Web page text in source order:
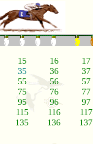
15 16 17
35 36 37
55 56 57
75 76 77
95 96 97
115 116 117
135 136 137